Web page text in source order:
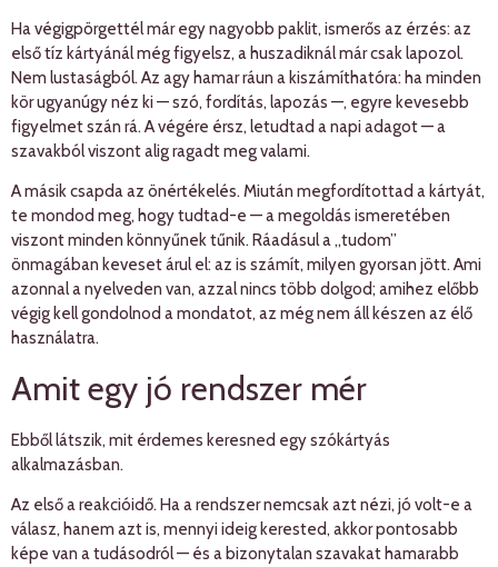
Ha végigpörgettél már egy nagyobb paklit, ismerős az érzés: az
első tíz kártyánál még figyelsz, a huszadiknál már csak lapozol.
Nem lustaságból. Az agy hamar ráun a kiszámíthatóra: ha minden
kör ugyanúgy néz ki — szó, fordítás, lapozás —, egyre kevesebb
figyelmet szán rá. A végére érsz, letudtad a napi adagot — a
szavakból viszont alig ragadt meg valami.
A másik csapda az önértékelés. Miután megfordítottad a kártyát,
te mondod meg, hogy tudtad-e — a megoldás ismeretében
viszont minden könnyűnek tűnik. Ráadásul a „tudom”
önmagában keveset árul el: az is számít, milyen gyorsan jött. Ami
azonnal a nyelveden van, azzal nincs több dolgod; amihez előbb
végig kell gondolnod a mondatot, az még nem áll készen az élő
használatra.
Amit egy jó rendszer mér
Ebből látszik, mit érdemes keresned egy szókártyás
alkalmazásban.
Az első a reakcióidő. Ha a rendszer nemcsak azt nézi, jó volt-e a
válasz, hanem azt is, mennyi ideig kerested, akkor pontosabb
képe van a tudásodról — és a bizonytalan szavakat hamarabb